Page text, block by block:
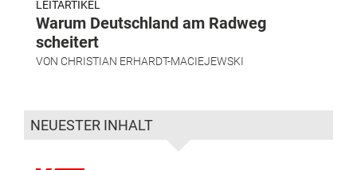
LEITARTIKEL
Warum Deutschland am Radweg
scheitert
VON CHRISTIAN ERHARDT-MACIEJEWSKI
NEUESTER INHALT